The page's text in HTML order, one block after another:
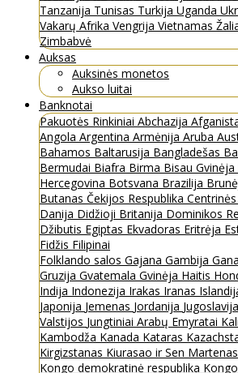
Tanzanija Tunisas Turkija Uganda
Vakarų Afrika Vengrija Vietnamas
Zimbabvė
Auksas
Auksinės monetos
Aukso luitai
Banknotai
Pakuotės Rinkiniai Abchazija
Angola Argentina Armėnija Aruba
Bahamos Baltarusija Bangladešas
Bermudai Biafra Birma Bisau Gvinėja
Hercegovina Botsvana Brazilija
Butanas Čekijos Respublika
Danija Didžioji Britanija Dominikos
Džibutis Egiptas Ekvadoras Eritrėja
Fidžis Filipinai
Folklando salos Gajana Gambija Gana
Gruzija Gvatemala Gvinėja Haitis
Indija Indonezija Irakas Iranas
Japonija Jemenas Jordanija Jugoslavija
Valstijos Jungtiniai Arabų Emyratai
Kambodža Kanada Kataras
Kirgizstanas Kiurasao ir Sen Martenas
Kongo demokratinė respublika